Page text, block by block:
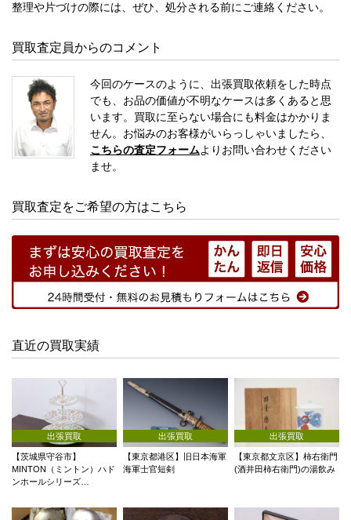
整理や片づけの際には、ぜひ、処分される前にご連絡ください。
買取査定員からのコメント
今回のケースのように、出張買取依頼をした時点
でも、お品の価値が不明なケースは多くあると思
います。買取に至らない場合にも料金はかかりま
せん。お悩みのお客様がいらっしゃいましたら、
こちらの査定フォームよりお問い合わせください
ませ。
買取査定をご希望の方はこちら
直近の買取実績
出張買取
【茨城県守谷市】
MINTON（ミントン）ハド
ンホールシリーズ…
出張買取
【東京都港区】旧日本海軍
海軍士官短剣
出張買取
【東京都文京区】柿右衛門
(酒井田柿右衛門)の湯飲み